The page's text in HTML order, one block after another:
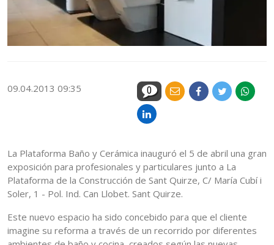
09.04.2013 09:35 0
La Plataforma Baño y Cerámica inauguró el 5 de abril una gran
exposición para profesionales y particulares junto a La
Plataforma de la Construcción de Sant Quirze, C/ María Cubí i
Soler, 1 - Pol. Ind. Can Llobet. Sant Quirze.
Este nuevo espacio ha sido concebido para que el cliente
imagine su reforma a través de un recorrido por diferentes